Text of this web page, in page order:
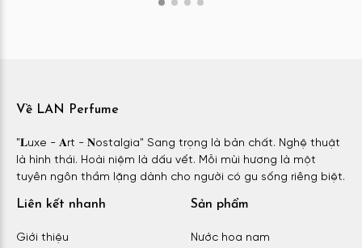
Về LAN Perfume
"𝐋uxe - 𝐀rt - 𝐍ostalgia" Sang trọng là bản chất. Nghệ thuật
là hình thái. Hoài niệm là dấu vết. Mỗi mùi hương là một
tuyên ngôn thầm lặng dành cho người có gu sống riêng biệt.
Liên kết nhanh
Giới thiệu
Sản phẩm
Nước hoa nam